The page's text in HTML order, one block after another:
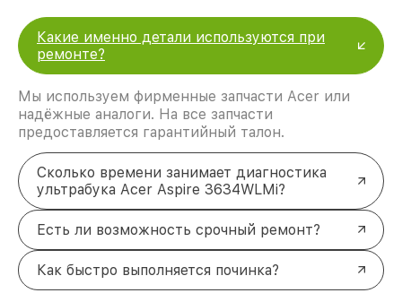
Какие именно детали используются при
ремонте?
Мы используем фирменные запчасти Acer или
надёжные аналоги. На все запчасти
предоставляется гарантийный талон.
Сколько времени занимает диагностика
ультрабука Acer Aspire 3634WLMi?
Есть ли возможность срочный ремонт?
Как быстро выполняется починка?